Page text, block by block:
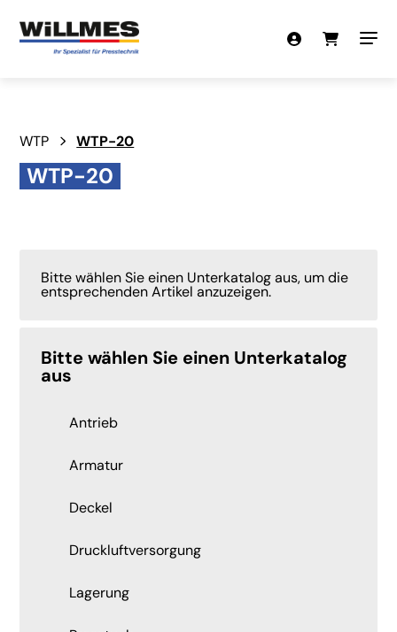
WTP WTP-20
WTP-20
Bitte wählen Sie einen Unterkatalog aus, um die
entsprechenden Artikel anzuzeigen.
Bitte wählen Sie einen Unterkatalog
aus
Antrieb
Armatur
Deckel
Druckluftversorgung
Lagerung